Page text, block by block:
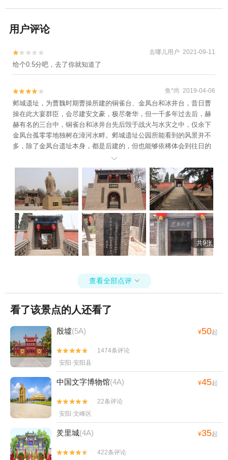
用户评论

 去哪儿用户 2021-09-11
给个0.5分吧，去了你就知道了

 鱼*尚 2019-04-06
邺城遗址，为曹魏时期曹操所建的铜雀台、金凤台和冰井台，昔日曹
操在此大宴群臣，会尽建安文豪，极尽奢华，但一千多年过去后，赫
赫有名的三台中，铜雀台和冰井台先后毁于战火与水灾之中，仅余下
金凤台孤零零地独树在漳河水畔。邺城遗址公园所能看到的风景并不
多，除了金凤台遗址本身，都是后建的，但也能够依稀体会到往日的
繁华。总的来说，这是个历史意义大于景色的地方，适合凭吊古人。

共9张
查看全部点评 
看了该景点的人还看了
殷墟(5A) ¥50起


1474条评论
安阳·安阳县
中国文字博物馆(4A) ¥45起


22条评论
安阳·文峰区
羑里城(4A) ¥35起

 422条评论